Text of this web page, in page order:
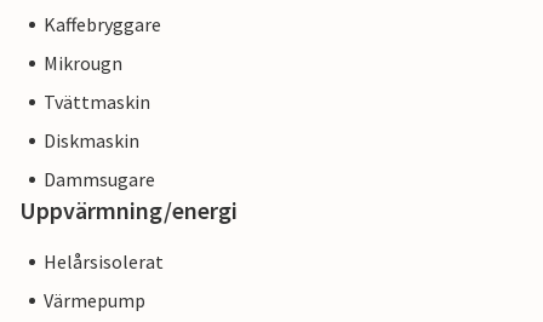
Kaffebryggare
Mikrougn
Tvättmaskin
Diskmaskin
Dammsugare
Uppvärmning/energi
Helårsisolerat
Värmepump